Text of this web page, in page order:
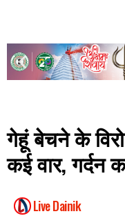
गेहूं बेचने के
कई वार, गर्दन
Live Dainik